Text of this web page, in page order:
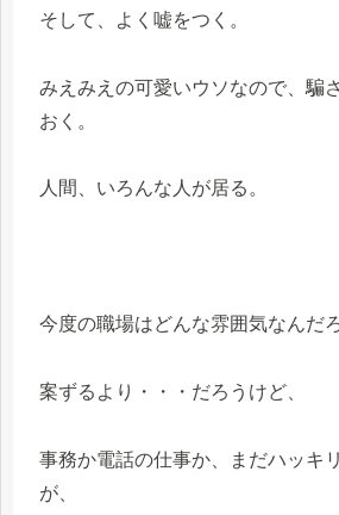
そして、よく嘘をつく。
みえみえの可愛いウソなので、騙
おく。
人間、いろんな人が居る。
今度の職場はどんな雰囲気なんだろ
案ずるより・・・だろうけど、
事務か電話の仕事か、まだハッキ
が、